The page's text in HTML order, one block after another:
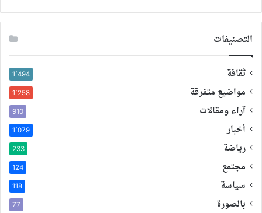
التصنيفات
ثقافة 1٬494
مواضيع متفرقة 1٬258
آراء ومقالات 910
أخبار 1٬079
رياضة 233
مجتمع 124
سياسة 118
بالصورة 77